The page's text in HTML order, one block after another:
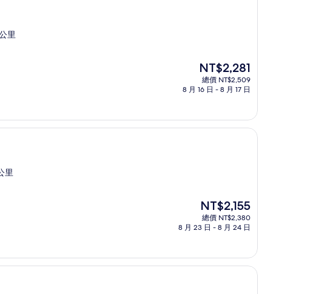
里
現
在
價
NT$2,281
NT$2,281
總價 NT$2,509
8 月 16 日 - 8 月 17 日
里
現
在
價
NT$2,155
NT$2,155
總價 NT$2,380
8 月 23 日 - 8 月 24 日